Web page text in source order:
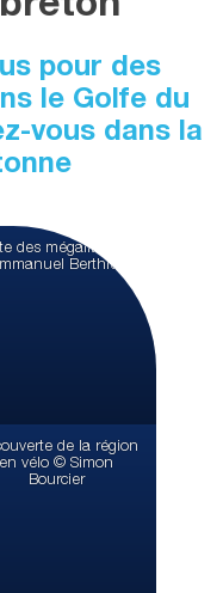
pour des
le Golfe du
vous dans la
des mégalithes ©
Berthier
de la région
en vélo © Simon
Bourcier